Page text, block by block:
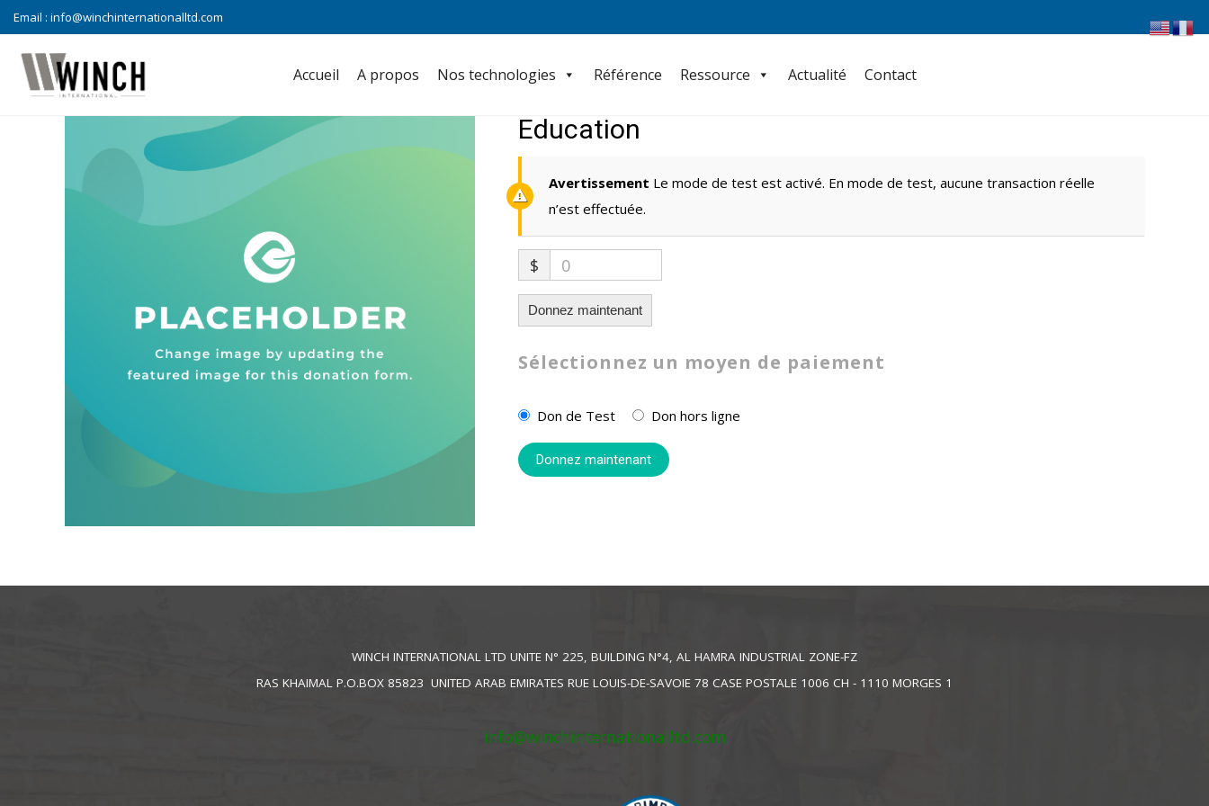
Email : info@winchinternationalltd.com
Accueil A propos Nos technologies Référence Ressource Actualité Contact
Education
Avertissement Le mode de test est activé. En mode de test, aucune transaction réelle
n’est effectuée.
$ 0
Donnez maintenant
Sélectionnez un moyen de paiement
Don de Test Don hors ligne
WINCH INTERNATIONAL LTD UNITE N° 225, BUILDING N°4, AL HAMRA INDUSTRIAL ZONE-FZ
RAS KHAIMAL P.O.BOX 85823 UNITED ARAB EMIRATES RUE LOUIS-DE-SAVOIE 78 CASE POSTALE 1006 CH - 1110 MORGES 1
info@winchinternationalltd.com